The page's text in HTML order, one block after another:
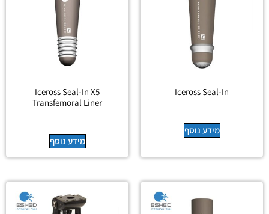
Iceross Seal-In
מידע נוסף
Iceross Seal-In X5
Transfemoral Liner
מידע נוסף